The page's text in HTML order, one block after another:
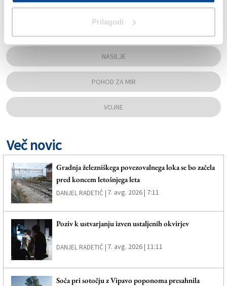
Prilagodi
GORICA
NASILJE
POHOD ZA MIR
VOJNE
Več novic
Gradnja železniškega povezovalnega loka se bo začela
pred koncem letošnjega leta
DANJEL RADETIČ | 7. avg. 2026 | 7:11
Poziv k ustvarjanju izven ustaljenih okvirjev
DANJEL RADETIČ | 7. avg. 2026 | 11:11
Soča pri sotočju z Vipavo poponoma presahnila